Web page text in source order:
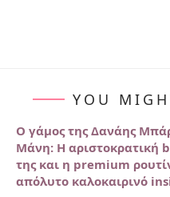
YOU
Ο γάμος της Δανάης
Μάνη: Η αριστοκρατική
της και η premium
απόλυτο καλοκαιρινό